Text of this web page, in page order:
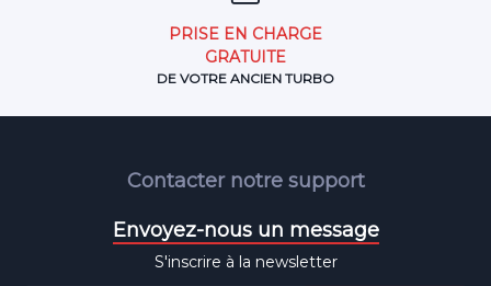
PRISE EN CHARGE
GRATUITE
DE VOTRE ANCIEN TURBO
Contacter notre support
Envoyez-nous un message
S'inscrire à la newsletter